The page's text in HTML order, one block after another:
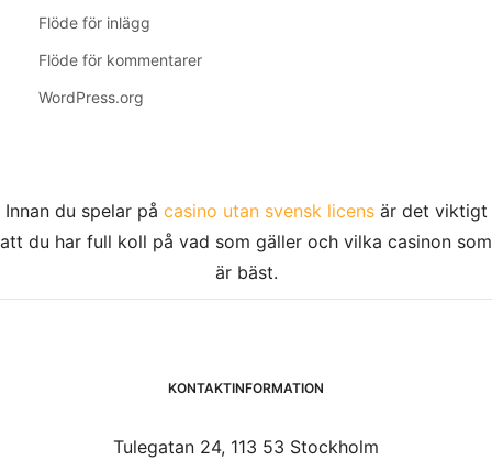
Flöde för inlägg
Flöde för kommentarer
WordPress.org
Innan du spelar på casino utan svensk licensär det viktigt
att du har full koll på vad som gäller och vilka casinon som
är bäst.
KONTAKTINFORMATION
Tulegatan 24, 113 53 Stockholm